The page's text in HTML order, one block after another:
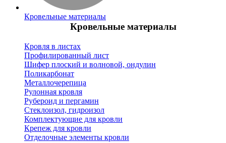
Кровельные материалы
Кровельные материалы
Кровля в листах
Профилированный лист
Шифер плоский и волновой, ондулин
Поликарбонат
Металлочерепица
Рулонная кровля
Рубероид и пергамин
Стеклоизол, гидроизол
Комплектующие для кровли
Крепеж для кровли
Отделочные элементы кровли